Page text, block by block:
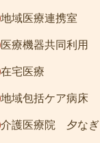
地域医療連携室
医療機器共同利用
在宅医療
地域包括ケア病床
介護医療院 夕なぎ